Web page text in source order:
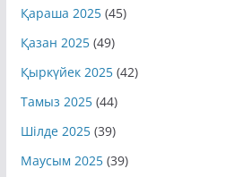
Қараша 2025(45)
Қазан 2025(49)
Қыркүйек 2025(42)
Тамыз 2025(44)
Шілде 2025(39)
Маусым 2025(39)